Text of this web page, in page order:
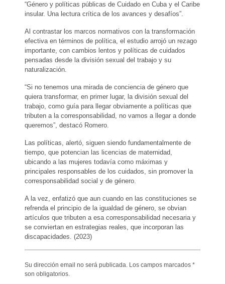
“Género y políticas públicas de Cuidado en Cuba y el Caribe
insular. Una lectura crítica de los avances y desafíos”.
Al contrastar los marcos normativos con la transformación
efectiva en términos de política, el estudio arrojó un rezago
importante, con cambios lentos y políticas de cuidados
pensadas desde la división sexual del trabajo y su
naturalización.
“Si no tenemos una mirada de conciencia de género que
quiera transformar, en primer lugar, la división sexual del
trabajo, como guía para llegar obviamente a políticas que
tributen a la corresponsabilidad, no vamos a llegar a donde
queremos”, destacó Romero.
Las políticas, alertó, siguen siendo fundamentalmente de
tiempo, que potencian las licencias de maternidad,
ubicando a las mujeres todavía como máximas y
principales responsables de los cuidados, sin promover la
corresponsabilidad social y de género.
A la vez, enfatizó que aun cuando en las constituciones se
refrenda el principio de la igualdad de género, se obvian
artículos que tributen a esa corresponsabilidad necesaria y
se conviertan en estrategias reales, que incorporan las
discapacidades. (2023)
Su dirección email no será publicada. Los campos marcados *
son obligatorios.